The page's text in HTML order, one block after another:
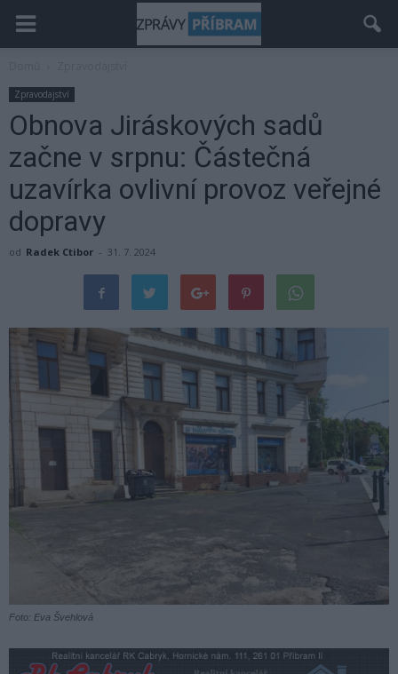
Zpravodajství
Obnova Jiráskových sadů
začne v srpnu: Částečná
uzavírka ovlivní provoz veřejné
dopravy
od Radek Ctibor - 31. 7. 2024
Foto: Eva Švehlová